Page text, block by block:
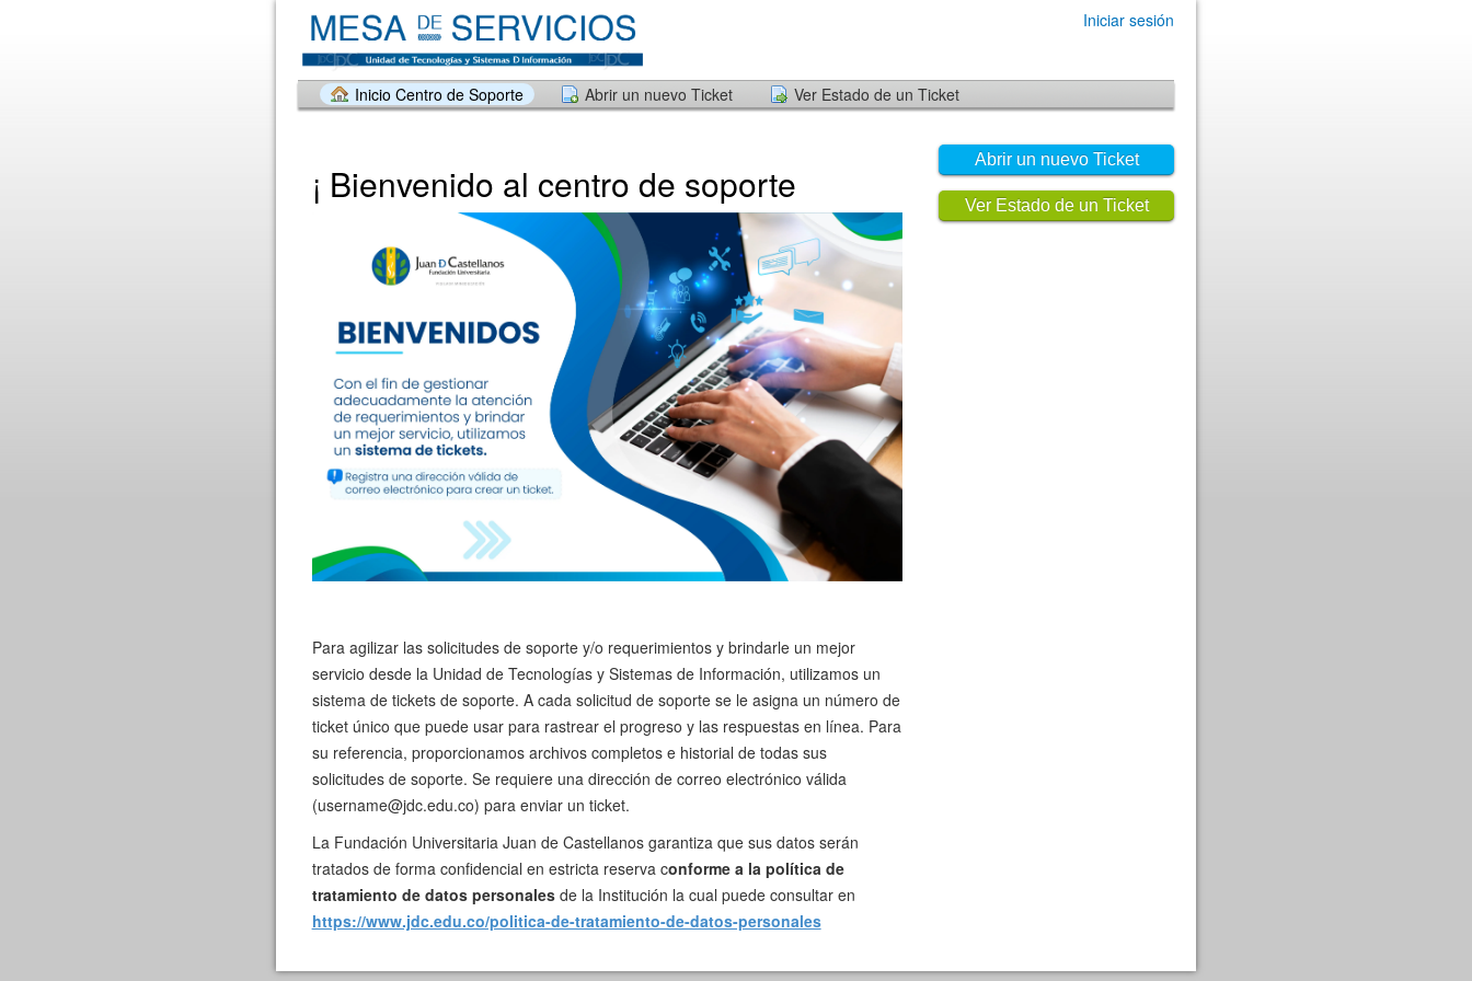
Iniciar sesión
Inicio Centro de Soporte Abrir un nuevo Ticket Ver Estado de un Ticket
Abrir un nuevo Ticket
Ver Estado de un Ticket
¡ Bienvenido al centro de soporte
Para agilizar las solicitudes de soporte y/o requerimientos y brindarle un mejor
servicio desde la Unidad de Tecnologías y Sistemas de Información, utilizamos un
sistema de tickets de soporte. A cada solicitud de soporte se le asigna un número de
ticket único que puede usar para rastrear el progreso y las respuestas en línea. Para
su referencia, proporcionamos archivos completos e historial de todas sus
solicitudes de soporte. Se requiere una dirección de correo electrónico válida
(username@jdc.edu.co) para enviar un ticket.
La Fundación Universitaria Juan de Castellanos garantiza que sus datos serán
tratados de forma confidencial en estricta reserva conforme a la política de
tratamiento de datos personales de la Institución la cual puede consultar en
https://www.jdc.edu.co/politica-de-tratamiento-de-datos-personales